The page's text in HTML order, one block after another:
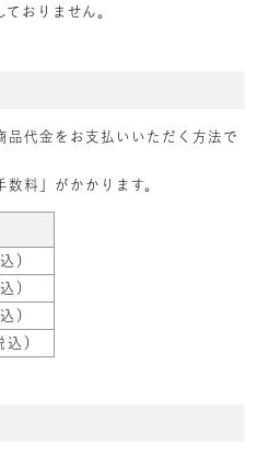
おりません。
品代金をお支払いいただく方法で
料」がかかります。
）
）
）
）